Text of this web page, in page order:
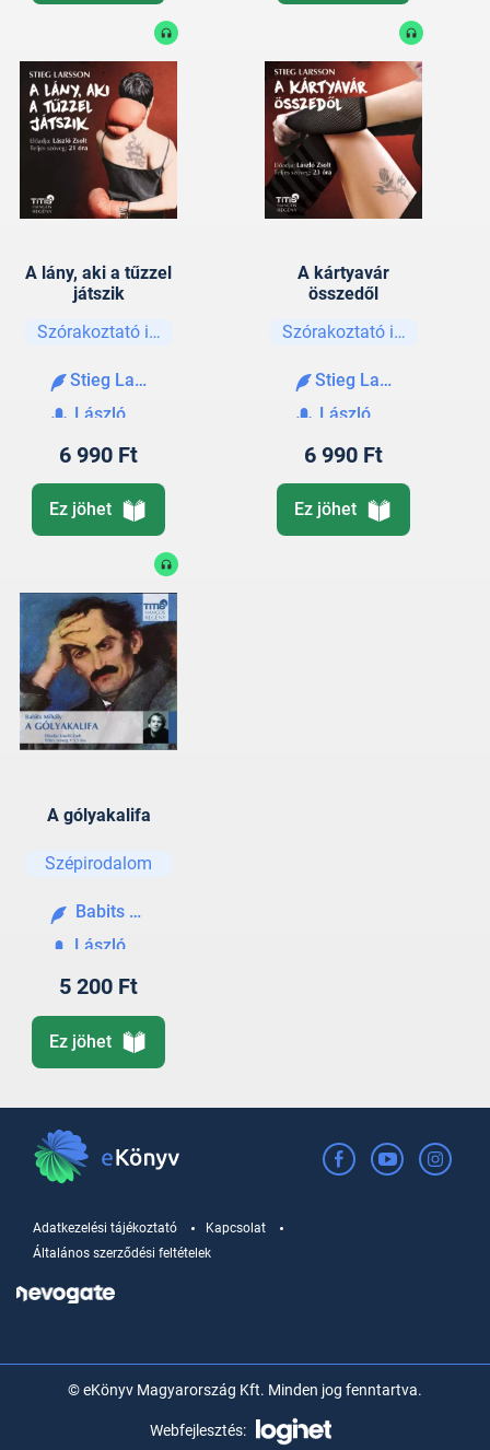
A lány, aki a tűzzel
játszik
Szórakoztató irodalom
Stieg Larsson
László Zsolt
6 990 Ft
Ez jöhet
A kártyavár
összedől
Szórakoztató irodalom
Stieg Larsson
László Zsolt
6 990 Ft
Ez jöhet
A gólyakalifa
Szépirodalom
Babits Mihály
László Zsolt
5 200 Ft
Ez jöhet
Adatkezelési tájékoztató
Kapcsolat
Általános szerződési feltételek
© eKönyv Magyarország Kft. Minden jog fenntartva.
Webfejlesztés: